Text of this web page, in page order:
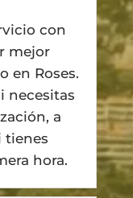
con
mejor
en Roses.
necesitas
a
tienes
hora.